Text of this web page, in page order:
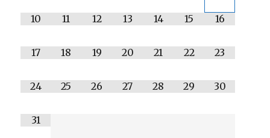
10 11 12 13 14 15 16
17 18 19 20 21 22 23
24 25 26 27 28 29 30
31